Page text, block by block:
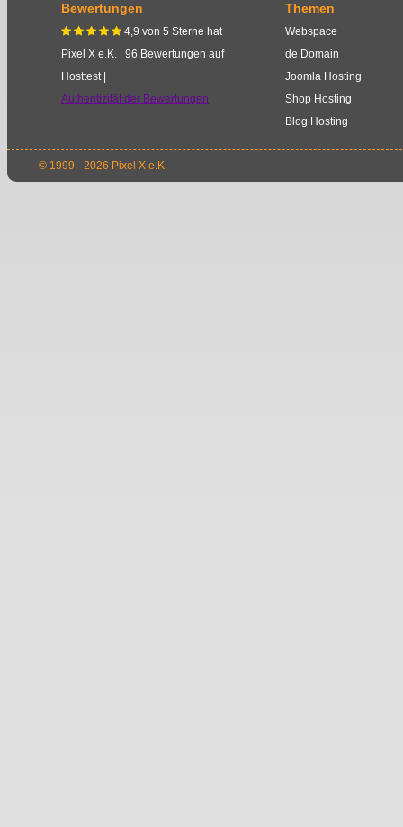
Bewertungen
     4,9 von 5 Sterne hat
Pixel X e.K.
96 Bewertungen auf
Hosttest |
Authentizität der Bewertungen
Themen
Webspace
de Domain
Joomla Hosting
Shop Hosting
Blog Hosting
© 1999 - 2026 Pixel X e.K.